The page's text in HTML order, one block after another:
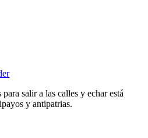
salir a las calles y echar está
y antipatrias.